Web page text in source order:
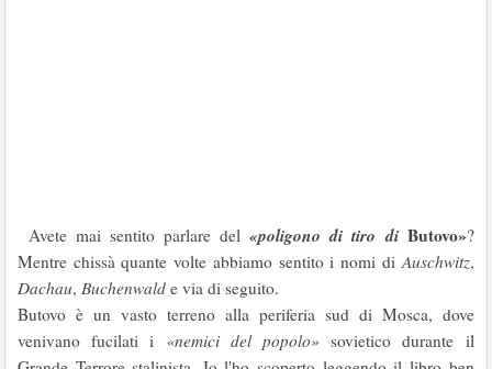
Avete mai sentito parlare del«poligono di tiro di Butovo»?
Mentre chissà quante volte abbiamo sentito i nomi diAuschwitz,
Dachau, Buchenwald e via di seguito.
Butovo è un vasto terreno alla periferia sud di Mosca, dove
venivano fucilati i «nemici del popolo» sovietico durante il